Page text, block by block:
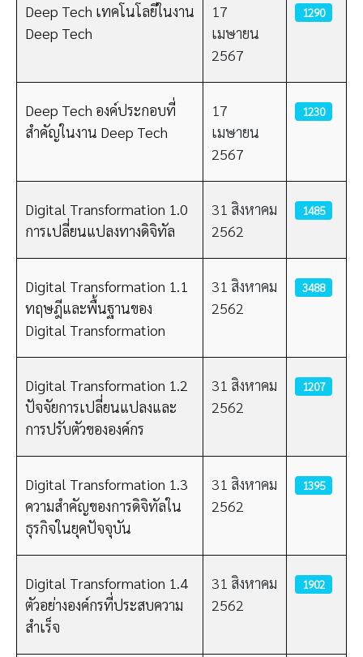
Deep Tech เทคโนโลยีในงาน
Deep Tech
17
เมษายน
2567
1290
Deep Tech องค์ประกอบที่
สำคัญในงาน Deep Tech
17
เมษายน
2567
1230
Digital Transformation 1.0
การเปลี่ยนแปลงทางดิจิทัล
31 สิงหาคม
2562
1485
Digital Transformation 1.1
ทฤษฎีและพื้นฐานของ
Digital Transformation
31 สิงหาคม
2562
3488
Digital Transformation 1.2
ปัจจัยการเปลี่ยนแปลงและ
การปรับตัวขององค์กร
31 สิงหาคม
2562
1207
Digital Transformation 1.3
ความสำคัญของการดิจิทัลใน
ธุรกิจในยุคปัจจุบัน
31 สิงหาคม
2562
1395
Digital Transformation 1.4
ตัวอย่างองค์กรที่ประสบความ
สำเร็จ
31 สิงหาคม
2562
1902